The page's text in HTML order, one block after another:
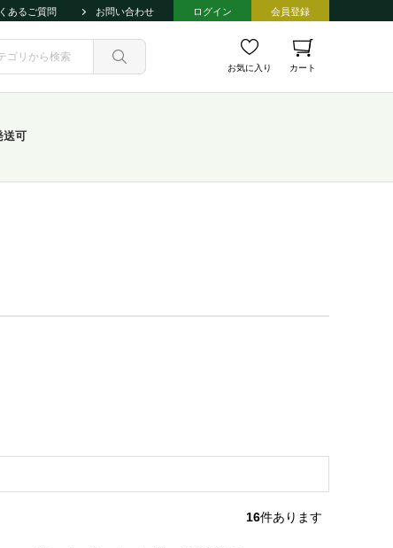
あるご質問 お問い合わせ ログイン 会員登録
お気に入り カート
送可
16件あります